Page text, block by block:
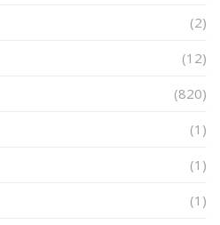
(2)
(12)
(820)
(1)
(1)
(1)